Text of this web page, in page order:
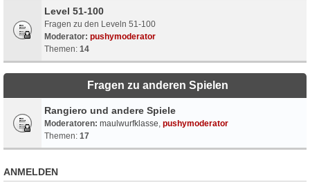
Level 51-100
Fragen zu den Leveln 51-100
Moderator: pushymoderator
Themen: 14
Fragen zu anderen Spielen
Rangiero und andere Spiele
Moderatoren: maulwurfklasse, pushymoderator
Themen: 17
ANMELDEN